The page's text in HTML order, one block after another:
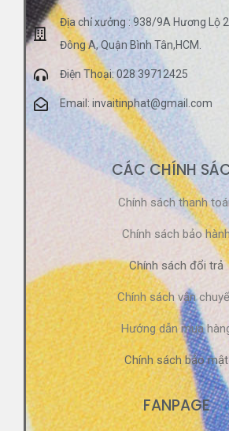
Địa chỉ xưởng : 938/9A Hương Lộ
Đông A, Quận Bình Tân,HCM.
Điện Thoại: 028 39712425
Email: invaitinphat@gmail.com
CÁC CHÍNH
Chính sách thanh
Chính sách bảo
Chính sách đổi trả
Chính sách vận
Hướng dẫn mua
Chính sách bảo mật
FANPAGE